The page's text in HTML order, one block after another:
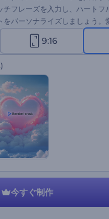
フレーズを入力し、ハートフ
をパーソナライズしましょう。
ビデオ、ホリデープロモーショ
て、バレンタインデーを思い出
9:16
今すぐ制作